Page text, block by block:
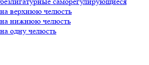
верхнюю челюсть
нижнюю челюсть
одну челюсть